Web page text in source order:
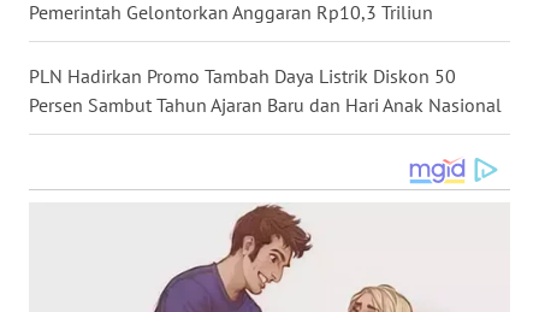
Pemerintah Gelontorkan Anggaran Rp10,3 Triliun
PLN Hadirkan Promo Tambah Daya Listrik Diskon 50
Persen Sambut Tahun Ajaran Baru dan Hari Anak Nasional
WN